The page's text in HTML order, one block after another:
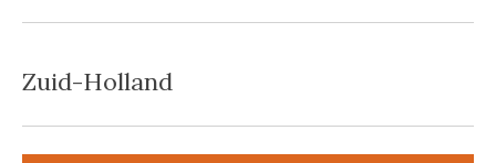
Zuid-Holland